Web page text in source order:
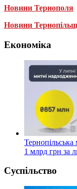
Новини Тернополя
Новини
Економіка
1 млрд грн за
Суспільство